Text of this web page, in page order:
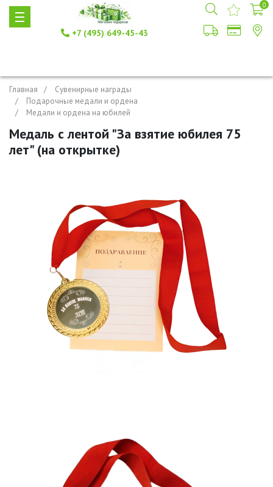
+7 (495) 649-45-43
0
Главная
Сувенирные награды
Подарочные медали и ордена
Медали и ордена на юбилей
Медаль с лентой "За взятие юбилея 75
лет" (на открытке)